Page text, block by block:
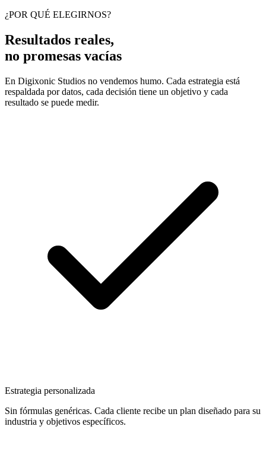
¿POR QUÉ ELEGIRNOS?
Resultados reales,
no promesas vacías
En Digixonic Studios no vendemos humo. Cada estrategia está
respaldada por datos, cada decisión tiene un objetivo y cada
resultado se puede medir.
Estrategia personalizada
Sin fórmulas genéricas. Cada cliente recibe un plan diseñado para su
industria y objetivos específicos.